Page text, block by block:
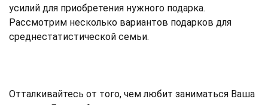
усилий для приобретения нужного подарка.
Рассмотрим несколько вариантов подарков для
среднестатистической семьи.
Отталкивайтесь от того, чем любит заниматься Ваша